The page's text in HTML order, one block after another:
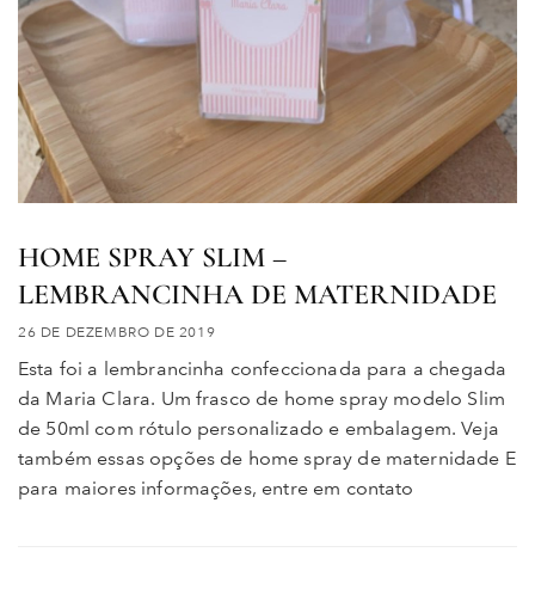
HOME SPRAY SLIM –
LEMBRANCINHA DE MATERNIDADE
26 DE DEZEMBRO DE 2019
Esta foi a lembrancinha confeccionada para a chegada
da Maria Clara. Um frasco de home spray modelo Slim
de 50ml com rótulo personalizado e embalagem. Veja
também essas opções de home spray de maternidade E
para maiores informações, entre em contato